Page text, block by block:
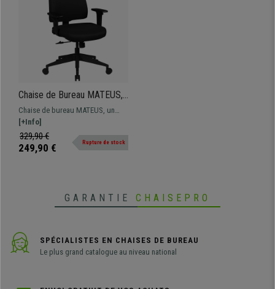
Chaise de Bureau MATEUS,
Design et Confort,
Accoudoirs réglables, Noir
Chaise de bureau MATEUS, un
modèle moderne et très commode.
Elle possède une assise
rembourrée en tissu, tout ceci au
[+Info]
329,90 €
249,90 € Rupture de stock
GARANTIE CHAISEPRO
SPÉCIALISTES EN CHAISES DE BUREAU
Le plus grand catalogue au niveau national